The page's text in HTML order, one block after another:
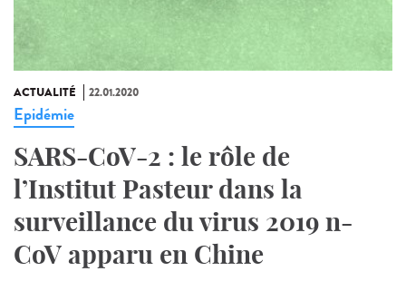
ACTUALITÉ 22.01.2020
Epidémie
SARS-CoV-2 : le rôle de
l’Institut Pasteur dans la
surveillance du virus 2019 n-
CoV apparu en Chine